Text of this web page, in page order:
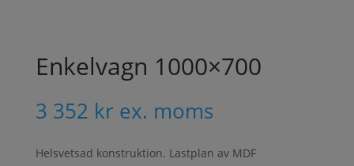
Enkelvagn 1000×700
3 352 kr ex. moms
Helsvetsad konstruktion. Lastplan av MDF